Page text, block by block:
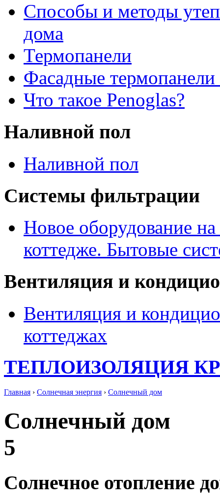
Способы и методы
дома
Термопанели
Фасадные термопанели
Что такое Penoglas?
Наливной пол
Наливной пол
Системы фильтрации
Новое оборудование
коттедже. Бытовые
Вентиляция и
Вентиляция и
коттеджах
ТЕПЛОИЗОЛЯЦИЯ
Главная › Солнечная энергия › Солнечный дом
Солнечный дом
5
Солнечное отопление